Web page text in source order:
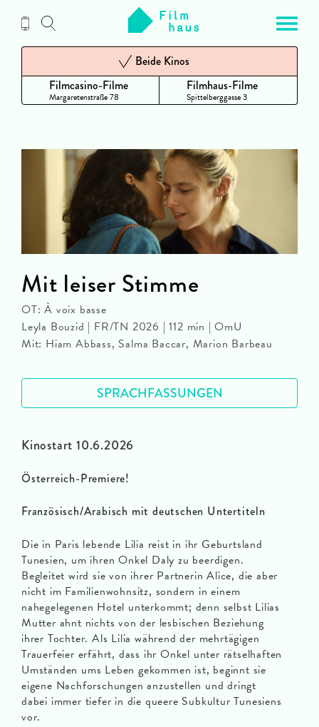
Inhalt
Filmcasino-Filme
Margaretenstraße 78
Beide Kinos
Filmhaus-Filme
Spittelberggasse 3
Kinostart 10.6.2026
Österreich-Premiere!
Französisch/Arabisch mit deutschen Untertiteln
Die in Paris lebende Lilia reist in ihr Geburtsland
Tunesien, um ihren Onkel Daly zu beerdigen.
Begleitet wird sie von ihrer Partnerin Alice, die aber
nicht im Familienwohnsitz, sondern in einem
nahegelegenen Hotel unterkommt; denn selbst Lilias
Mutter ahnt nichts von der lesbischen Beziehung
ihrer Tochter. Als Lilia während der mehrtägigen
Trauerfeier erfährt, dass ihr Onkel unter rätselhaften
Umständen ums Leben gekommen ist, beginnt sie
eigene Nachforschungen anzustellen und dringt
dabei immer tiefer in die queere Subkultur Tunesiens
vor.
Mit leiser Stimme
OT: À voix basse
Leyla Bouzid | FR/TN 2026 | 112 min | OmU
Mit: Hiam Abbass, Salma Baccar, Marion Barbeau
SPRACHFASSUNGEN